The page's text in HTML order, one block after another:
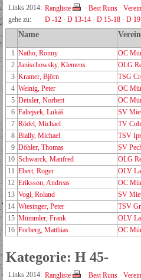
Links 2014: Rangliste · Best Runs · Verein
gehe zu:
D -12 · D 13-14 · D 15-18 · D
Name Verein
1 Natho, Ronny OC
2 Janischowsky, Klemens OLG
3 Kramer, Björn TSG
4 Weinig, Peter OC
5 Deixler, Norbert OC
6 Faltejsek, Lukáš SV
7 Rödel, Michael TV
8 Bially, Michael TSV
9 Döhler, Thomas SV
10 Schwarck, Manfred OLG
11 Ebert, Roger OLV
12 Eriksson, Andreas OC
13 Vogl, Roland SV
14 Wiesinger, Peter TSV
15 Mümmler, Frank OLV
16 Forberg, Matthias OC
Kategorie: H 45-
Links 2014: Rangliste · Best Runs · Verein